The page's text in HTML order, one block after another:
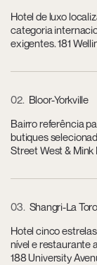
Hotel de luxo
categoria
exigentes. 181
02 Bloor-Yorkville
Bairro referência
butiques
Street West & Mink
03 Shangri-La
Hotel cinco
nível e restaurante
188 University